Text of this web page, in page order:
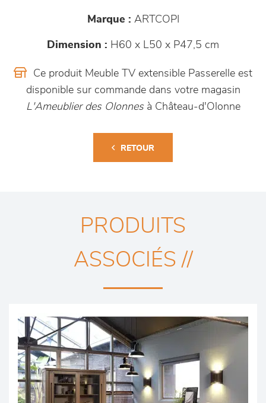
Marque : ARTCOPI
Dimension : H60 x L50 x P47,5 cm
Ce produit Meuble TV extensible Passerelle est
disponible sur commande dans votre magasin
L'Ameublier des Olonnesà Château-d'Olonne
RETOUR
PRODUITS
ASSOCIÉS //